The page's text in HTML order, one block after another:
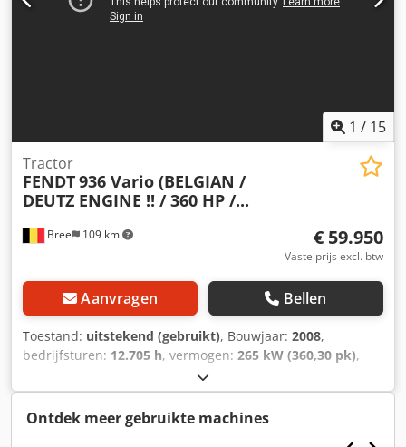
1 / 15
Bree 109 km
Tractor
FENDT936 Vario (BELGIAN /
DEUTZ ENGINE !! / 360 HP /...
€ 59.950
Vaste prijs excl. btw
Aanvragen Bellen
Toestand: uitstekend (gebruikt), Bouwjaar: 2008,
bedrijfsturen: 12.705 h, vermogen: 265 kW (360,30 pk),
automatisch
eerste registratie:06/2008, kleur:overig, Uitrusting:
airconditioning, = Aanvullende opties en accessoires = - 1
Brandstoftank - ABS Dwedpfezph Ryex Aicea - Armsteun -
Ontdek meer gebruikte machines